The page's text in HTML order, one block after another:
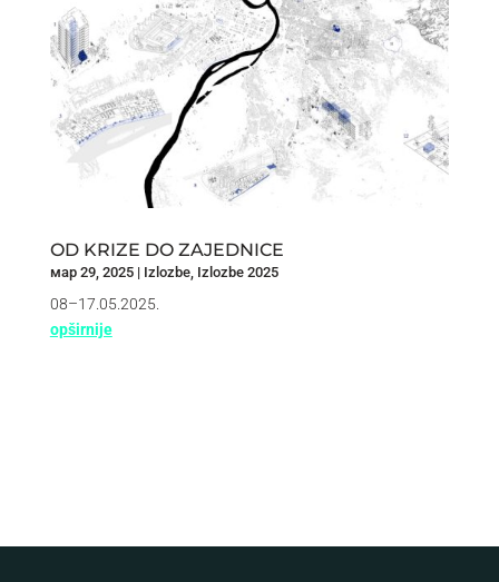
OD KRIZE DO ZAJEDNICE
мар 29, 2025| Izlozbe, Izlozbe 2025
08–17.05.2025.
opširnije